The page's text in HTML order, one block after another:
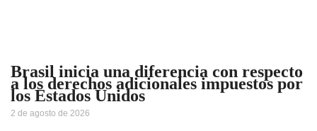
Brasil inicia una diferencia con respecto
a los derechos adicionales impuestos por
los Estados Unidos
2 de agosto de 2026